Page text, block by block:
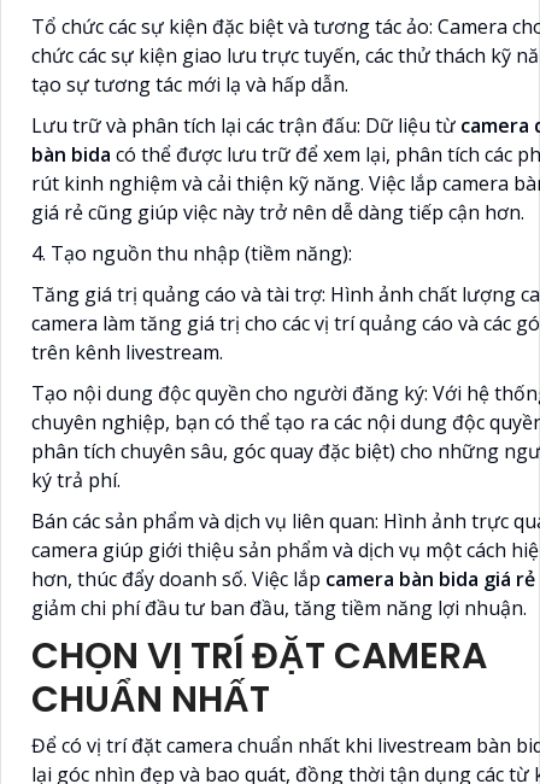
Tổ chức các sự kiện đặc biệt và tương tác ảo: Camera
chức các sự kiện giao lưu trực tuyến, các thử thách kỹ
tạo sự tương tác mới lạ và hấp dẫn.
Lưu trữ và phân tích lại các trận đấu: Dữ liệu từ camera
bàn bida có thể được lưu trữ để xem lại, phân tích các
rút kinh nghiệm và cải thiện kỹ năng. Việc lắp camera
giá rẻ cũng giúp việc này trở nên dễ dàng tiếp cận hơn.
4. Tạo nguồn thu nhập (tiềm năng):
Tăng giá trị quảng cáo và tài trợ: Hình ảnh chất lượng
camera làm tăng giá trị cho các vị trí quảng cáo và các
trên kênh livestream.
Tạo nội dung độc quyền cho người đăng ký: Với hệ
chuyên nghiệp, bạn có thể tạo ra các nội dung độc
phân tích chuyên sâu, góc quay đặc biệt) cho những
ký trả phí.
Bán các sản phẩm và dịch vụ liên quan: Hình ảnh trực
camera giúp giới thiệu sản phẩm và dịch vụ một cách
hơn, thúc đẩy doanh số. Việc lắp camera bàn bida giá rẻ
giảm chi phí đầu tư ban đầu, tăng tiềm năng lợi nhuận.
CHỌN VỊ TRÍ ĐẶT CAMERA
CHUẨN NHẤT
Để có vị trí đặt camera chuẩn nhất khi livestream bàn
lại góc nhìn đẹp và bao quát, đồng thời tận dụng các từ